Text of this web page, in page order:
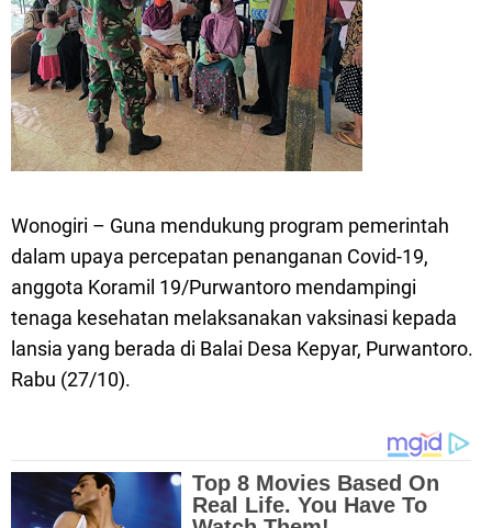
Wonogiri – Guna mendukung program pemerintah
dalam upaya percepatan penanganan Covid-19,
anggota Koramil 19/Purwantoro mendampingi
tenaga kesehatan melaksanakan vaksinasi kepada
lansia yang berada di Balai Desa Kepyar, Purwantoro.
Rabu (27/10).